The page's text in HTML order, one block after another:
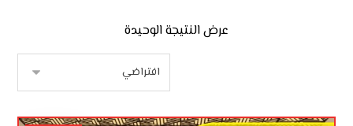
عرض النتيجة الوحيدة